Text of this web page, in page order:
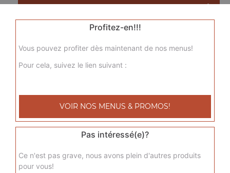
7.50€
Profitez-en!!!
Vous pouvez profiter dès maintenant de nos menus!
Pour cela, suivez le lien suivant :
VOIR NOS MENUS & PROMOS!
Pas intéressé(e)?
Ce n'est pas grave, nous avons plein d'autres produits
pour vous!